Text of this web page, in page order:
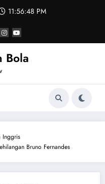
11:56:48 PM
Bola
Inggris
Bruno Fernandes